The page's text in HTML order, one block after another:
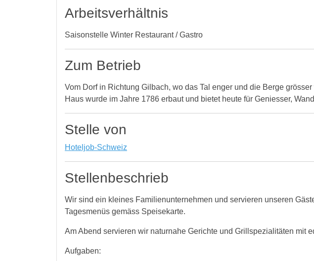
Arbeitsverhältnis
Saisonstelle Winter Restaurant / Gastro
Zum Betrieb
Vom Dorf in Richtung Gilbach, wo das Tal enger und die Berge
Haus wurde im Jahre 1786 erbaut und bietet heute für Geniesser,
Stelle von
Hoteljob-Schweiz
Stellenbeschrieb
Wir sind ein kleines Familienunternehmen und servieren unseren
Tagesmenüs gemäss Speisekarte.
Am Abend servieren wir naturnahe Gerichte und Grillspezialitäten mit
Aufgaben: